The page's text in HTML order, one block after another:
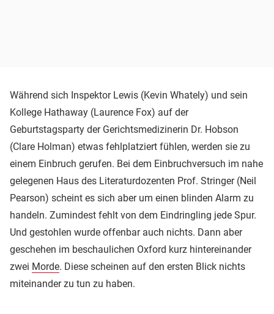
Während sich Inspektor Lewis (Kevin Whately) und sein
Kollege Hathaway (Laurence Fox) auf der
Geburtstagsparty der Gerichtsmedizinerin Dr. Hobson
(Clare Holman) etwas fehlplatziert fühlen, werden sie zu
einem Einbruch gerufen. Bei dem Einbruchversuch im nahe
gelegenen Haus des Literaturdozenten Prof. Stringer (Neil
Pearson) scheint es sich aber um einen blinden Alarm zu
handeln. Zumindest fehlt von dem Eindringling jede Spur.
Und gestohlen wurde offenbar auch nichts. Dann aber
geschehen im beschaulichen Oxford kurz hintereinander
zwei Morde. Diese scheinen auf den ersten Blick nichts
miteinander zu tun zu haben.